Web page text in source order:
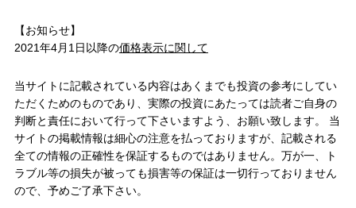
【お知らせ】
2021年4月1日以降の価格表示に関して
当サイトに記載されている内容はあくまでも投資の参考にしてい
ただくためのものであり、実際の投資にあたっては読者ご自身の
判断と責任において行って下さいますよう、お願い致します。 当
サイトの掲載情報は細心の注意を払っておりますが、記載される
全ての情報の正確性を保証するものではありません。万が一、ト
ラブル等の損失が被っても損害等の保証は一切行っておりません
ので、予めご了承下さい。